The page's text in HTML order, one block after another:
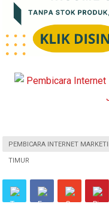
PEMBICARA INTERNET
TIMUR